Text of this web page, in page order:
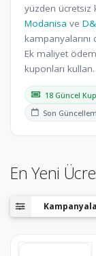
yüzden ücretsiz
Modanisa ve
Ek maliyet
kuponları kullan.
18 Güncel
Son
En Yeni